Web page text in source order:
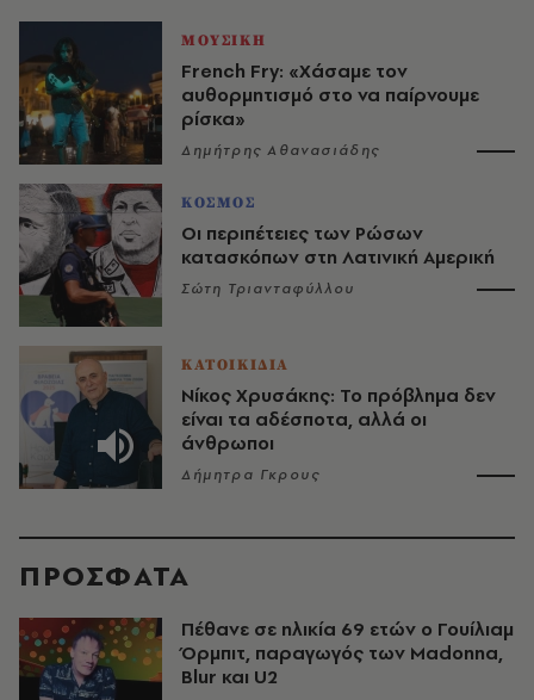
ΜΟΥΣΙΚΗ
French Fry: «Χάσαμε τον
αυθορμητισμό στο να παίρνουμε
ρίσκα»
Δημήτρης Αθανασιάδης
ΚΟΣΜΟΣ
Οι περιπέτειες των Ρώσων
κατασκόπων στη Λατινική Αμερική
Σώτη Τριανταφύλλου
ΚΑΤΟΙΚΙΔΙΑ
Νίκος Χρυσάκης: Το πρόβλημα δεν
είναι τα αδέσποτα, αλλά οι
άνθρωποι
Δήμητρα Γκρους
ΠΡΟΣΦΑΤΑ
Πέθανε σε ηλικία 69 ετών ο Γουίλιαμ
Όρμπιτ, παραγωγός των Madonna,
Blur και U2